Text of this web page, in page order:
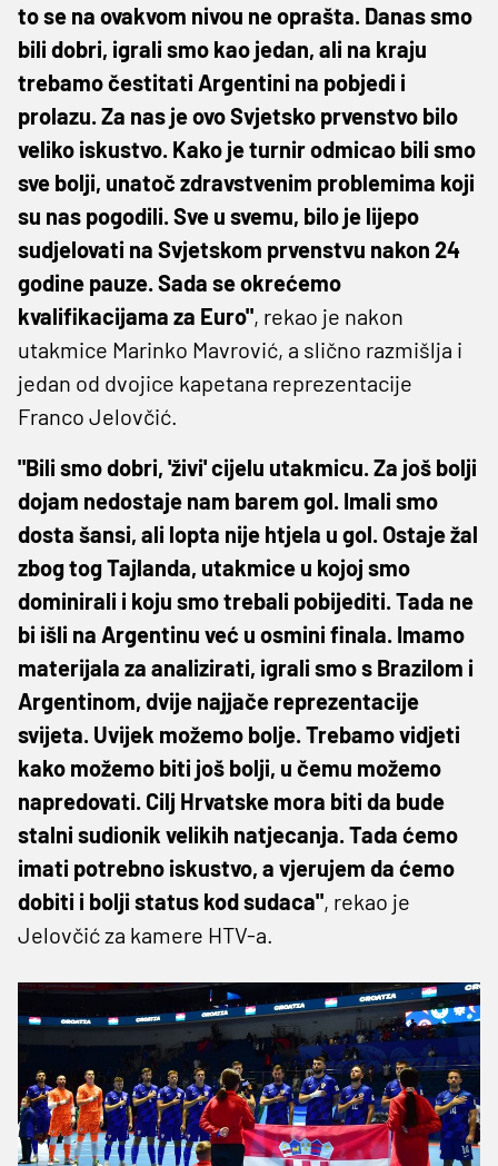
to se na ovakvom nivou ne oprašta. Danas smo
bili dobri, igrali smo kao jedan, ali na kraju
trebamo čestitati Argentini na pobjedi i
prolazu. Za nas je ovo Svjetsko prvenstvo bilo
veliko iskustvo. Kako je turnir odmicao bili smo
sve bolji, unatoč zdravstvenim problemima koji
su nas pogodili. Sve u svemu, bilo je lijepo
sudjelovati na Svjetskom prvenstvu nakon 24
godine pauze. Sada se okrećemo
kvalifikacijama za Euro", rekao je nakon
utakmice Marinko Mavrović, a slično razmišlja i
jedan od dvojice kapetana reprezentacije
Franco Jelovčić.
"Bili smo dobri, 'živi' cijelu utakmicu. Za još bolji
dojam nedostaje nam barem gol. Imali smo
dosta šansi, ali lopta nije htjela u gol. Ostaje žal
zbog tog Tajlanda, utakmice u kojoj smo
dominirali i koju smo trebali pobijediti. Tada ne
bi išli na Argentinu već u osmini finala. Imamo
materijala za analizirati, igrali smo s Brazilom i
Argentinom, dvije najjače reprezentacije
svijeta. Uvijek možemo bolje. Trebamo vidjeti
kako možemo biti još bolji, u čemu možemo
napredovati. Cilj Hrvatske mora biti da bude
stalni sudionik velikih natjecanja. Tada ćemo
imati potrebno iskustvo, a vjerujem da ćemo
dobiti i bolji status kod sudaca", rekao je
Jelovčić za kamere HTV-a.